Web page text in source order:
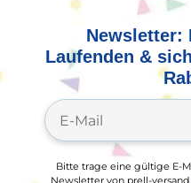
Newsletter:
Laufenden &
Bitte trage eine gültige E-